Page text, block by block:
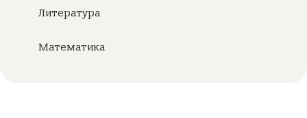
Литература
Математика